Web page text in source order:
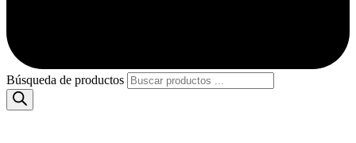
Búsqueda de productos